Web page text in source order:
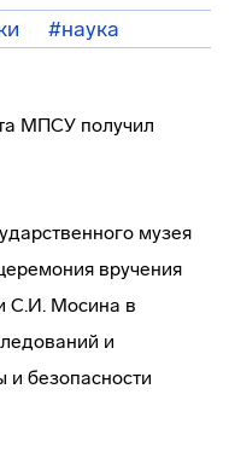
#наука
музея
вручения
С.И. Мосина в
и
и безопасности